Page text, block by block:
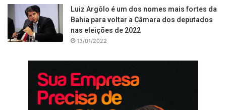
Luiz Argôlo é um dos nomes mais fortes da
Bahia para voltar a Câmara dos deputados
nas eleições de 2022
13/01/2022